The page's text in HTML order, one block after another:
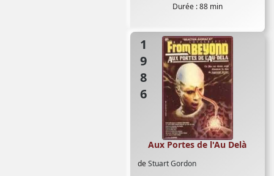
Durée : 88 min
1986
deStuart Gordon
Aux Portes de l'Au Delà